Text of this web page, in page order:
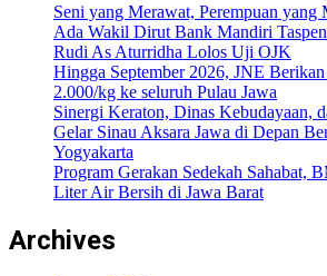
Seni yang Merawat, Perempuan yang
Ada Wakil Dirut Bank Mandiri
Rudi As Aturridha Lolos Uji OJK
Hingga September 2026, JNE
2.000/kg ke seluruh Pulau Jawa
Sinergi Keraton, Dinas Kebudayaan,
Gelar Sinau Aksara Jawa di Depan
Yogyakarta
Program Gerakan Sedekah Sahabat,
Liter Air Bersih di Jawa Barat
Archives